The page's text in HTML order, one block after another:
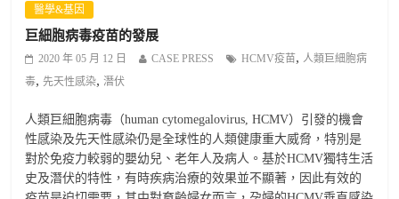
醫學&基因
巨細胞病毒疫苗的發展
2020 年 05 月 12 日 CASE PRESS HCMV疫苗, 人類巨細胞病
毒,先天性感染, 潛伏
人類巨細胞病毒（human cytomegalovirus, HCMV）引發的機會
性感染及先天性感染仍是全球性的人類健康重大威脅，特別是
對於免疫力較弱的嬰幼兒、老年人及病人。基於HCMV獨特生活
史及潛伏的特性，有時疾病治療的效果並不顯著，因此有效的